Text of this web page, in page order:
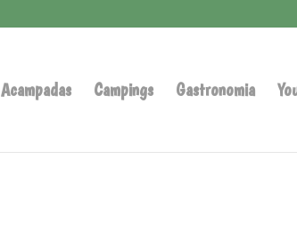
Acampadas Campings Gastronomia